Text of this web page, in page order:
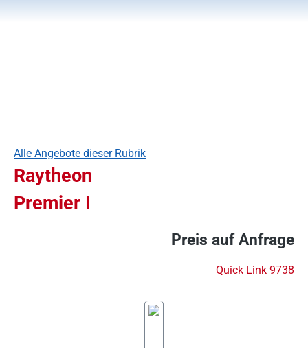
Alle Angebote dieser Rubrik
Raytheon
Premier I
Preis auf Anfrage
Quick Link 9738